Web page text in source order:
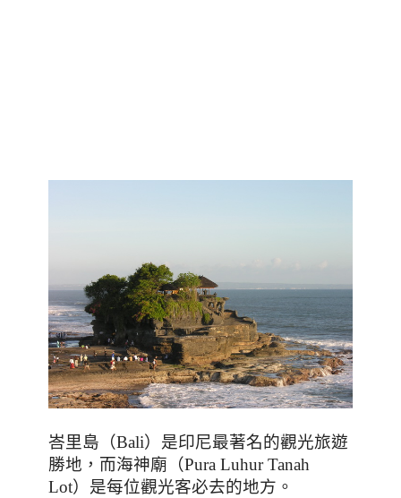
峇里島（Bali）是印尼最著名的觀光旅遊
勝地，而海神廟（Pura Luhur Tanah
Lot）是每位觀光客必去的地方。